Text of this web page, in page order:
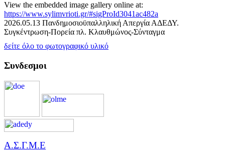
View the embedded image gallery online at:
https://www.sylimvrioti.gr/#sigProId3041ac482a
2026.05.13 Πανδημοσιοϋπαλληλική Απεργία ΑΔΕΔΥ.
Συγκέντρωση-Πορεία πλ. Κλαυθμώνος-Σύνταγμα
δείτε όλο το φωτογραφικό υλικό
Συνδεσμοι
Α.Σ.Γ.Μ.Ε